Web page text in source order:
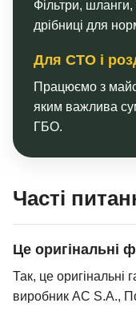
Фільтри,
дрібниці для
Для СТО і
Працюємо з
яким важлива
ГБО.
Часті
Це оригінальні
Так, це оригінальні
виробник AC S.A.,